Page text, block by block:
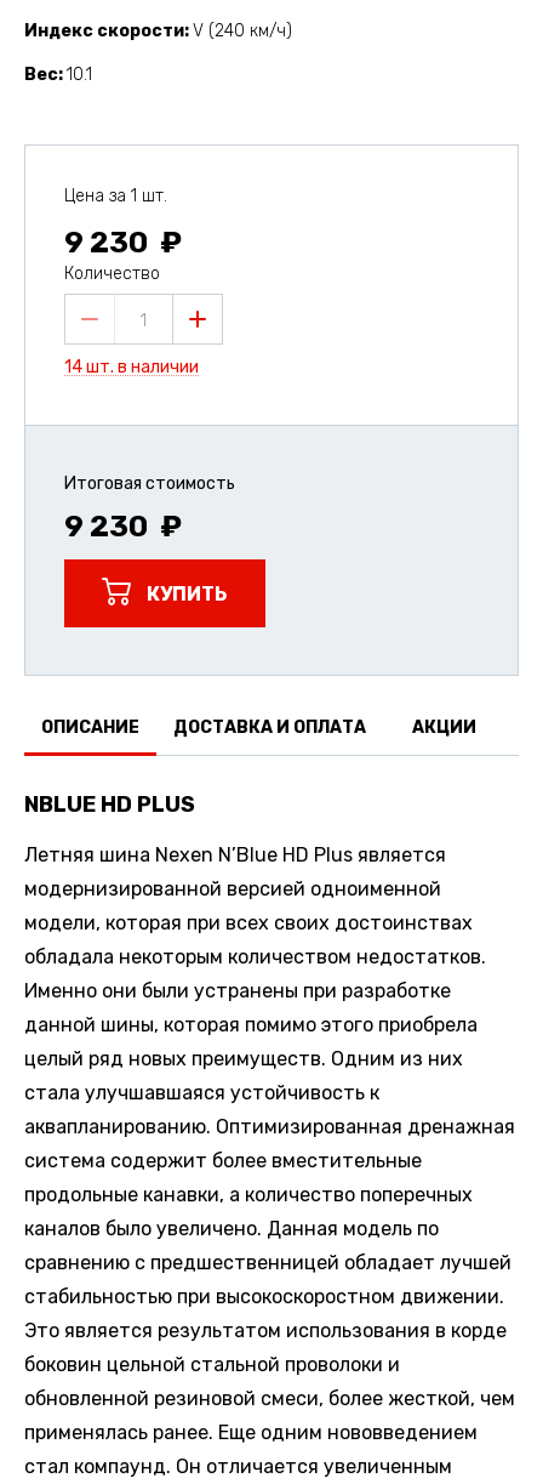
Индекс скорости V (240 км/ч)
Вес 10.1
Цена за 1 шт.
9 230
Количество
1
14 шт. в наличии
Итоговая стоимость
9 230
КУПИТЬ
ОПИСАНИЕ ДОСТАВКА И ОПЛАТА АКЦИИ
NBLUE HD PLUS
Летняя шина Nexen N’Blue HD Plus является
модернизированной версией одноименной
модели, которая при всех своих достоинствах
обладала некоторым количеством недостатков.
Именно они были устранены при разработке
данной шины, которая помимо этого приобрела
целый ряд новых преимуществ. Одним из них
стала улучшавшаяся устойчивость к
аквапланированию. Оптимизированная дренажная
система содержит более вместительные
продольные канавки, а количество поперечных
каналов было увеличено. Данная модель по
сравнению с предшественницей обладает лучшей
стабильностью при высокоскоростном движении.
Это является результатом использования в корде
боковин цельной стальной проволоки и
обновленной резиновой смеси, более жесткой, чем
применялась ранее. Еще одним нововведением
стал компаунд. Он отличается увеличенным